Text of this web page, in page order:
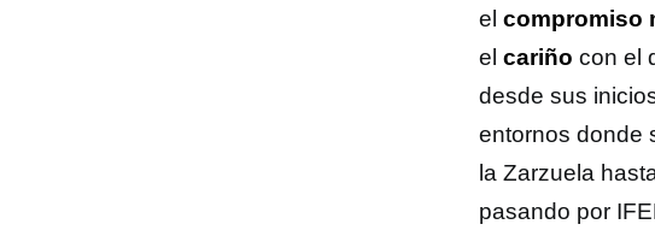
el compromiso
el cariño con el
desde sus
entornos donde
la Zarzuela
pasando por